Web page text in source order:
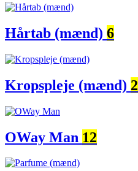
Hårtab (mænd) 6
Kropspleje (mænd) 2
OWay Man 12